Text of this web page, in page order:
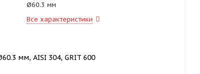
Ø60.3 мм
Все характеристики
мм, AISI 304, GRIT 600